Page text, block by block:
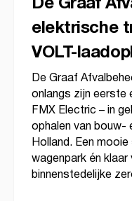
elektrische
VOLT-
De Graaf
onlangs zijn eerste
FMX Electric – in
ophalen van
Holland. Een
wagenpark én
binnenstedelijke